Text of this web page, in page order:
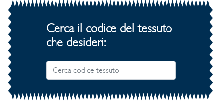
Cerca il codice del tessuto
che desideri: